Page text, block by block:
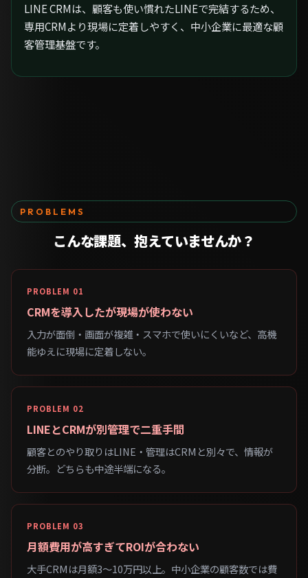
LINE CRMは、顧客も使い慣れたLINEで完結するため、
専用CRMより現場に定着しやすく、中小企業に最適な顧
客管理基盤です。
PROBLEMS
こんな課題、抱えていませんか？
PROBLEM 01
CRMを導入したが現場が使わない
入力が面倒・画面が複雑・スマホで使いにくいなど、高機
能ゆえに現場に定着しない。
PROBLEM 02
LINEとCRMが別管理で二重手間
顧客とのやり取りはLINE・管理はCRMと別々で、情報が
分断。どちらも中途半端になる。
PROBLEM 03
月額費用が高すぎてROIが合わない
大手CRMは月額3〜10万円以上。中小企業の顧客数では費